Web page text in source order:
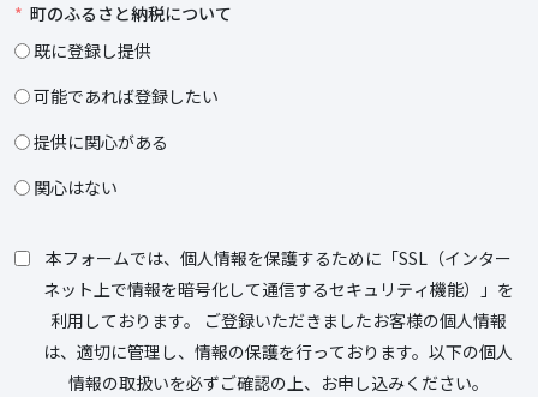
町のふるさと納税について
既に登録し提供
可能であれば登録したい
提供に関心がある
関心はない
本フォームでは、個人情報を保護するために「SSL（インター
ネット上で情報を暗号化して通信するセキュリティ機能）」を
利用しております。 ご登録いただきましたお客様の個人情報
は、適切に管理し、情報の保護を行っております。以下の個人
情報の取扱いを必ずご確認の上、お申し込みください。